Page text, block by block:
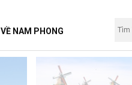
VỀ NAM PHONG